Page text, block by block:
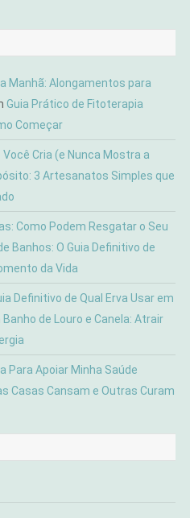
Manhã: Alongamentos para
Guia Prático de Fitoterapia
Começar
Cria (e Nunca Mostra a
3 Artesanatos Simples que
Como Podem Resgatar o Seu
Banhos: O Guia Definitivo de
da Vida
Definitivo de Qual Erva Usar em
Banho de Louro e Canela: Atrair
Para Apoiar Minha Saúde
Casas Cansam e Outras Curam